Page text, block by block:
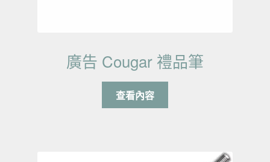
廣告 Cougar 禮品筆
查看內容